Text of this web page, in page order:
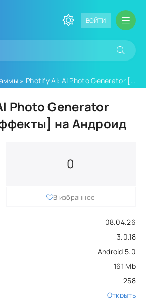
ВОЙТИ
» Photify AI: AI Photo Generator [PRO, Все эффекты]
Photo Generator
на Андроид
08.04.26
3.0.18
Android 5.0
161 Mb
258
Открыть
0
В избранное